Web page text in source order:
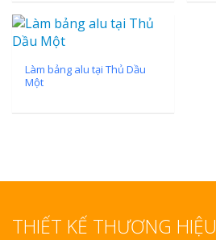
Làm bảng alu tại Thủ Dầu
Một
THIẾT KẾ THƯƠNG HIỆU